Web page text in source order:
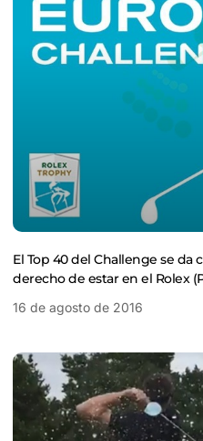
El Top 40 del Challenge se da
derecho de estar en el Rolex
16 de agosto de 2016